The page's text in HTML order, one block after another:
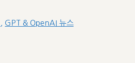
GPT & OpenAI 뉴스